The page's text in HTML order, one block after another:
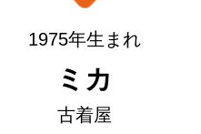
1975年生まれ
ミカ
古着屋